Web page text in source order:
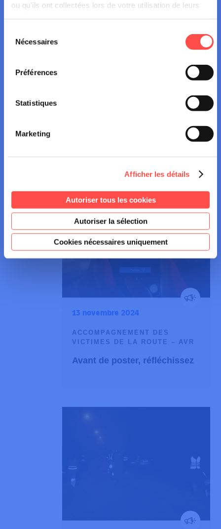
ou qu'ils ont collectées lors de votre utilisation de leurs
Nécessaires
Préférences
Statistiques
Marketing
Afficher les détails
Autoriser tous les cookies
Autoriser la sélection
Cookies nécessaires uniquement
Alcool au volant, vous avez le
13 novembre 2024
ACCOMPAGNEMENT DES
VICTIMES DE LA ROUTE – AVR
Avant de poster, réfléchissez